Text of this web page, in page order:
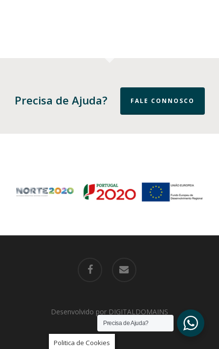
Precisa de Ajuda? FALE CONNOSCO
facebook
Desenvolvido por DIGITALDOMAINS
Politica de Cookies
Precisa de Ajuda?